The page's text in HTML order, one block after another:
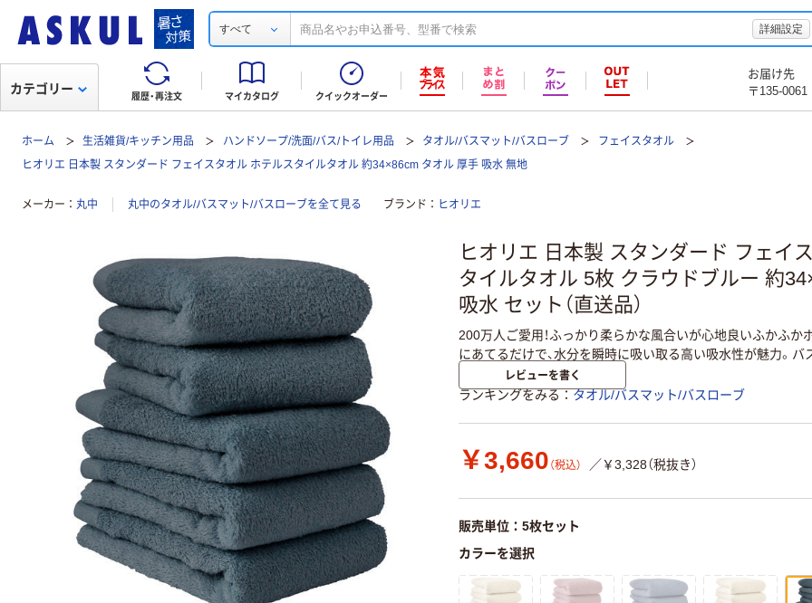
すべて 詳細設定
履歴・再注文 マイカタログ クイックオーダー
お届け先
〒135-0061
カテゴリー
ホーム 生活雑貨/キッチン用品 ハンドソープ/洗面/バス/トイレ用品 タオル/バスマット/バスローブ
フェイスタオル
ヒオリエ 日本製 スタンダード フェイスタオル ホテルスタイルタオル 約34×86cm タオル 厚手 吸水 無地
メーカー 丸中 丸中のタオル/バスマット/バスローブを全て見る ブランド ヒオリエ
ヒオリエ 日本製 スタンダード フェイ
タイルタオル 5枚 クラウドブルー 約
吸水 セット（直送品）
200万人ご愛用！ふっかり柔らかな風合いが心地良いふかふか
にあてるだけで、水分を瞬時に吸い取る高い吸水性が魅力。バ
レビューを書く
ランキングをみる タオル/バスマット/バスローブ
￥3,660 （税込） ／￥3,328（税抜き）
販売単位：5枚セット
カラーを選択